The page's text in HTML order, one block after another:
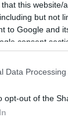
that this
but not
to Google and
consent
Data
opt-out of the
előtt